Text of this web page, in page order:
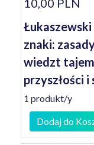
10,00 PLN
znaki:
wiedzt
przyszłości
1 produkt/y
Dodaj do